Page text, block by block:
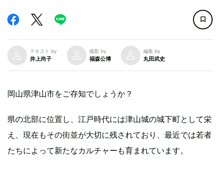
テキスト by
井上尚子
撮影 by
福森公博
編集 by
丸田武史
岡山県津山市をご存知でしょうか？
県の北部に位置し、江戸時代には津山城の城下町として栄
え、現在もその街並が大切に残されており、最近では若者
たちによって新たなカルチャーも育まれています。